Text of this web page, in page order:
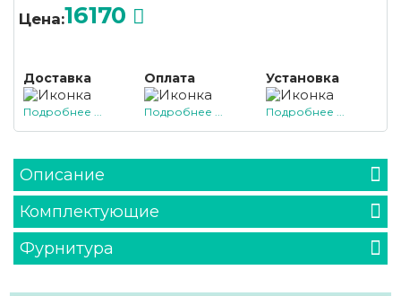
Цена:16170
Доставка
Подробнее ...
Оплата
Подробнее ...
Установка
Подробнее ...
Описание
Комплектующие
Фурнитура